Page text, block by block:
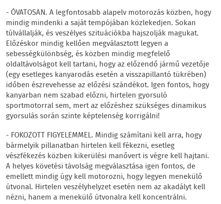
- ÓVATOSAN. A legfontosabb alapelv motorozás közben, hogy
mindig mindenki a saját tempójában közlekedjen. Sokan
túlvállalják, és veszélyes szituációkba hajszolják magukat.
Előzéskor mindig kellően megválasztott legyen a
sebességkülönbség, és közben mindig megfelelő
oldaltávolságot kell tartani, hogy az előzendő jármű vezetője
(egy esetleges kanyarodás esetén a visszapillantó tükrében)
időben észrevehesse az előzési szándékot. Igen fontos, hogy
kanyarban nem szabad előzni, hirtelen gyorsuló
sportmotorral sem, mert az előzéshez szükséges dinamikus
gyorsulás során szinte képtelenség korrigálni!
- FOKOZOTT FIGYELEMMEL. Mindig számítani kell arra, hogy
bármelyik pillanatban hirtelen kell fékezni, esetleg
vészfékezés közben kikerülési manővert is végre kell hajtani.
A helyes követési távolság megválasztása igen fontos, de
emellett mindig úgy kell motorozni, hogy legyen menekülő
útvonal. Hirtelen veszélyhelyzet esetén nem az akadályt kell
nézni, hanem a menekülő útvonalra kell koncentrálni.